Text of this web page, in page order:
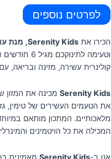
לפרטים נוספים
הכירו את Serenity Kids, מנת עוף חופש עם טימין, גזרת וסלק
קולינרית עשירה, מזינה ובריאה,
Serenity Kids מכינה את
את הטעמים העשירים של טימין,
מלאכותיים. המתכון מותאם
המכילה את כל הויטמינים
אנו ב-Serenity Kids מאמינים